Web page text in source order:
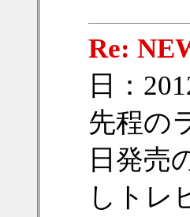
Re:
日：
先程の
日発売
しトレ